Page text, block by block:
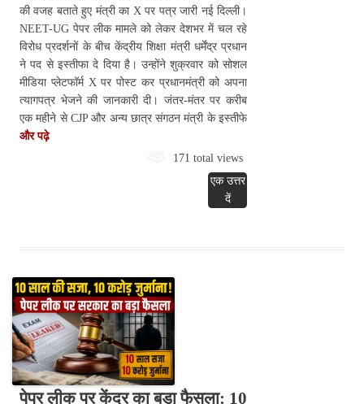
की वजह बताते हुए मंत्री का X पर पत्र जारी नई दिल्ली।
NEET-UG पेपर लीक मामले को लेकर देशभर में चल रहे
विरोध प्रदर्शनों के बीच केंद्रीय शिक्षा मंत्री धर्मेंद्र प्रधान
ने पद से इस्तीफा दे दिया है। उन्होंने शुक्रवार को सोशल
मीडिया प्लेटफॉर्म X पर पोस्ट कर प्रधानमंत्री को अपना
त्यागपत्र भेजने की जानकारी दी। जंतर-मंतर पर करीब
एक महीने से CJP और अन्य छात्र संगठन मंत्री के इस्तीफे
और पढ़े
171 total views
एक उत्तर
दें
पेपर लीक पर केंद्र का बड़ा फैसला: 10